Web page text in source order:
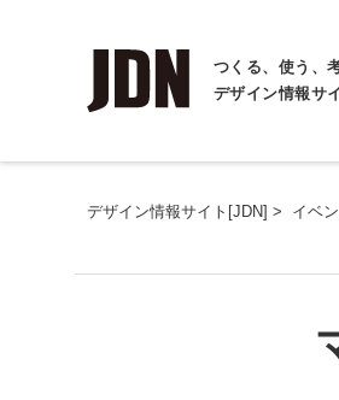
つくる、使う、
デザイン情報サ
デザイン情報サイト[JDN] > イベ